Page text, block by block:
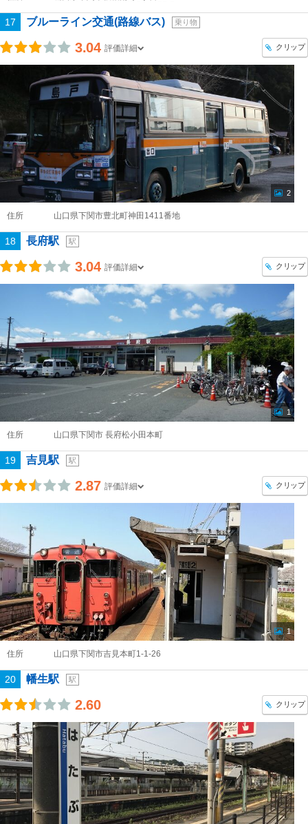
17 ブルーライン交通(路線バス) 乗り物
3.04 評価詳細 クリップ
2
住所 山口県下関市豊北町神田1411番地
18 長府駅 駅
3.04 評価詳細 クリップ
1
住所 山口県下関市 長府松小田本町
19 吉見駅 駅
2.87 評価詳細 クリップ
1
住所 山口県下関市吉見本町1-1-26
20 幡生駅 駅
2.60 クリップ